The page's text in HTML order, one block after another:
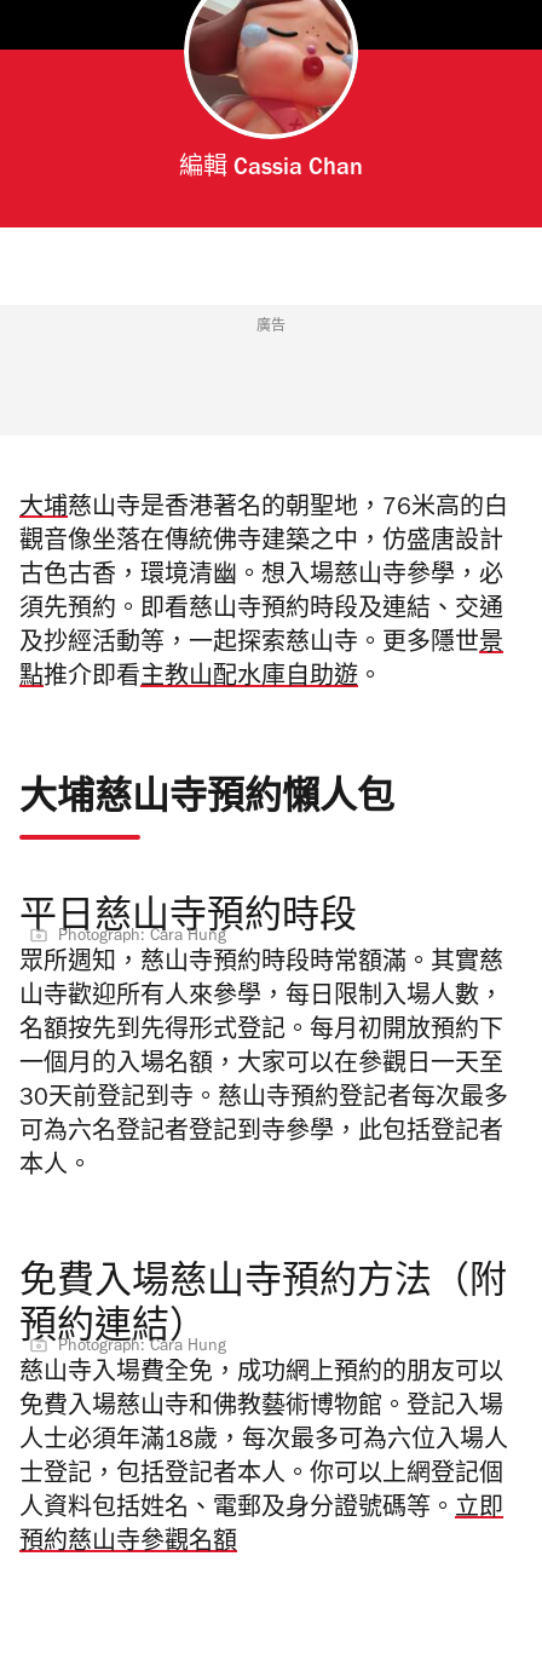
編輯 Cassia Chan
廣告
大埔慈山寺是香港著名的朝聖地，76米高的白
觀音像坐落在傳統佛寺建築之中，仿盛唐設計
古色古香，環境清幽。想入場慈山寺參學，必
須先預約。 即看慈山寺預約時段及連結、交通
及抄經活動等，一起探索慈山寺。更多隱世景
點推介即看主教山配水庫自助遊 。
大埔慈山寺預約懶人包
平日慈山寺預約時段
Photograph: Cara Hung
眾所週知， 慈山寺預約時段時常額滿。其實慈
山寺歡迎所有人來參學，每日限制入場人數，
名額按先到先得形式登記。每月初開放預約下
一個月的入場名額，大家可以在參觀日一天至
30天前登記到寺。慈山寺預約登記者每次最多
可為六名登記者登記到寺參學，此包括登記者
本人。
免費入場慈山寺預約方法（附
預約連結）
Photograph: Cara Hung
慈山寺入場費全免，成功網上預約的朋友可以
免費入場慈山寺和佛教藝術博物館。 登記入場
人士必須年滿18歲，每次最多可為六位入場人
士登記，包括登記者本人。你可以上網登記個
人資料包括姓名、電郵及身分證號碼等。 立即
預約慈山寺參觀名額